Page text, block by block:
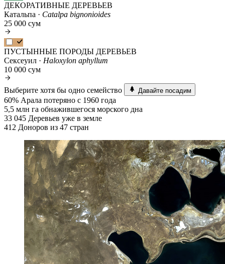
ДЕКОРАТИВНЫЕ ДЕРЕВЬЕВ
Катальпа · Catalpa bignonioides
25 000 сум
ПУСТЫННЫЕ ПОРОДЫ ДЕРЕВЬЕВ
Сексеуил · Haloxylon aphyllum
10 000 сум
Выберите хотя бы одно семейство Давайте посадим
60% Арала потеряно с 1960 года
5,5 млн га обнажившегося морского дна
33 045 Деревьев уже в земле
412 Доноров из 47 стран